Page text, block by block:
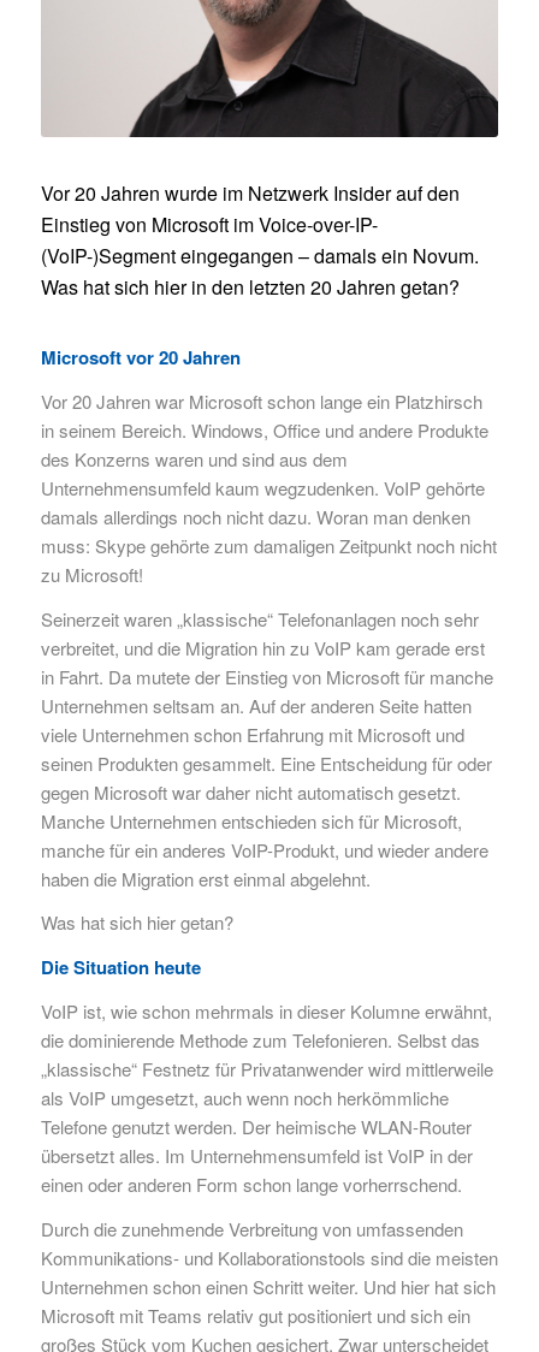
Vor 20 Jahren wurde im Netzwerk Insider auf den
Einstieg von Microsoft im Voice-over-IP-
(VoIP-)Segment eingegangen – damals ein Novum.
Was hat sich hier in den letzten 20 Jahren getan?
Microsoft vor 20 Jahren
Vor 20 Jahren war Microsoft schon lange ein Platzhirsch
in seinem Bereich. Windows, Office und andere Produkte
des Konzerns waren und sind aus dem
Unternehmensumfeld kaum wegzudenken. VoIP gehörte
damals allerdings noch nicht dazu. Woran man denken
muss: Skype gehörte zum damaligen Zeitpunkt noch nicht
zu Microsoft!
Seinerzeit waren „klassische“ Telefonanlagen noch sehr
verbreitet, und die Migration hin zu VoIP kam gerade erst
in Fahrt. Da mutete der Einstieg von Microsoft für manche
Unternehmen seltsam an. Auf der anderen Seite hatten
viele Unternehmen schon Erfahrung mit Microsoft und
seinen Produkten gesammelt. Eine Entscheidung für oder
gegen Microsoft war daher nicht automatisch gesetzt.
Manche Unternehmen entschieden sich für Microsoft,
manche für ein anderes VoIP-Produkt, und wieder andere
haben die Migration erst einmal abgelehnt.
Was hat sich hier getan?
Die Situation heute
VoIP ist, wie schon mehrmals in dieser Kolumne erwähnt,
die dominierende Methode zum Telefonieren. Selbst das
„klassische“ Festnetz für Privatanwender wird mittlerweile
als VoIP umgesetzt, auch wenn noch herkömmliche
Telefone genutzt werden. Der heimische WLAN-Router
übersetzt alles. Im Unternehmensumfeld ist VoIP in der
einen oder anderen Form schon lange vorherrschend.
Durch die zunehmende Verbreitung von umfassenden
Kommunikations- und Kollaborationstools sind die meisten
Unternehmen schon einen Schritt weiter. Und hier hat sich
Microsoft mit Teams relativ gut positioniert und sich ein
großes Stück vom Kuchen gesichert. Zwar unterscheidet